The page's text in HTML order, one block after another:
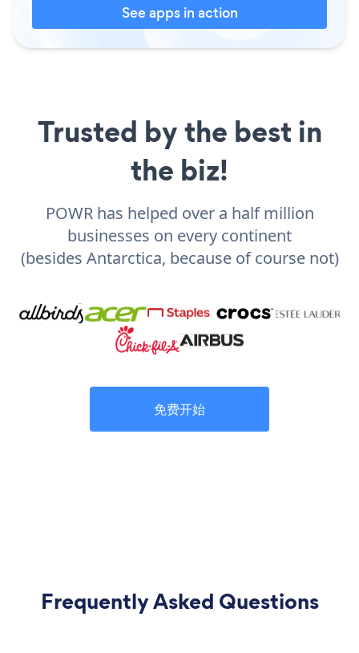
See apps in action
Trusted by the best in
the biz!
POWR has helped over a half million
businesses on every continent
(besides Antarctica, because of course not)
免费开始
Frequently Asked Questions